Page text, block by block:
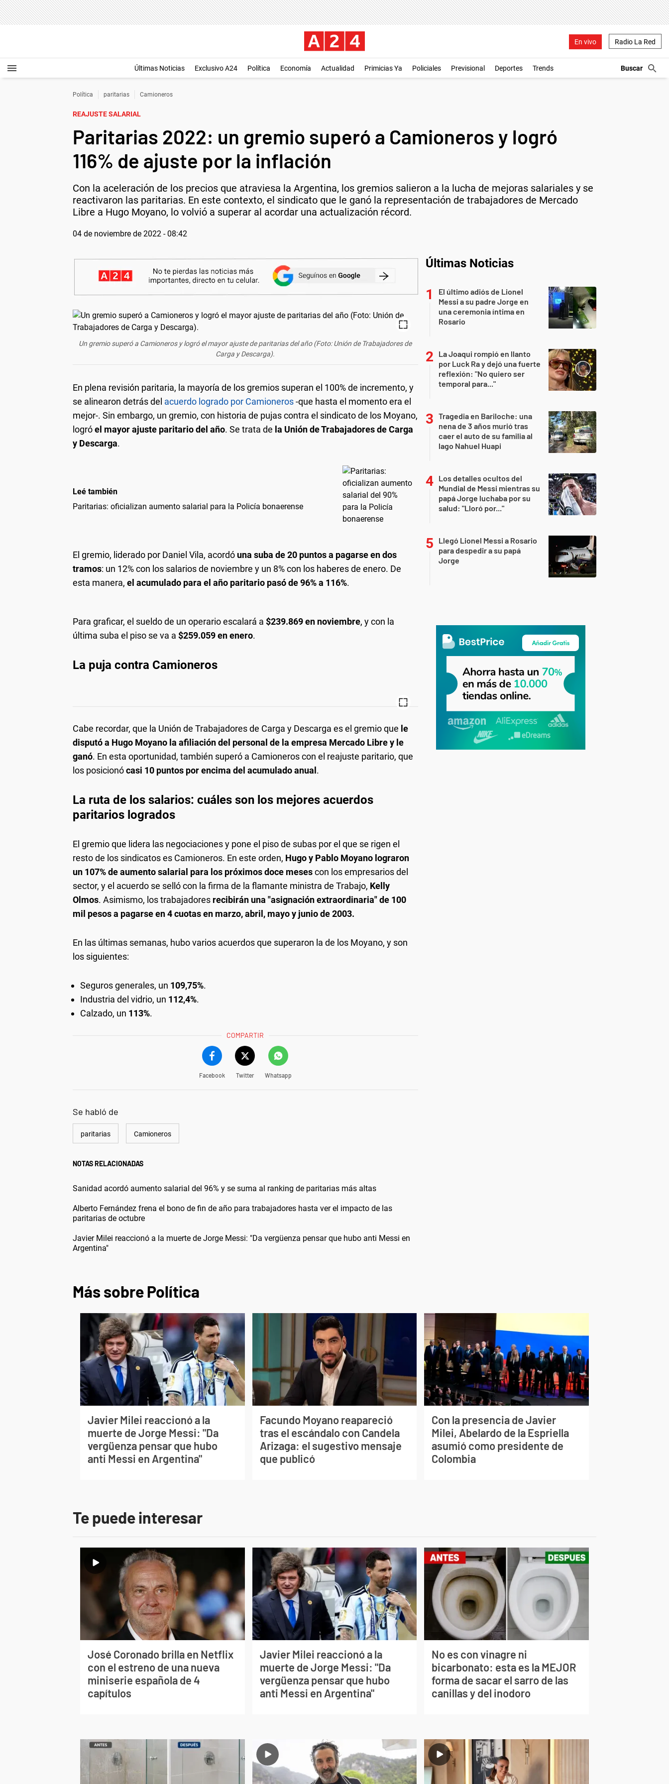
En vivo Radio La Red
Últimas Noticias Exclusivo A24 Política Economía Actualidad Primicias Ya Policiales Previsional Deportes Trends
Política paritarias Camioneros
REAJUSTE SALARIAL
Paritarias 2022: un gremio superó a Camioneros y logró
116% de ajuste por la inflación
Con la aceleración de los precios que atraviesa la Argentina, los gremios salieron a la lucha de mejoras salariales y se
reactivaron las paritarias. En este contexto, el sindicato que le ganó la representación de trabajadores de Mercado
Libre a Hugo Moyano, lo volvió a superar al acordar una actualización récord.
04 de noviembre de 2022 - 08:42
Un gremio superó a Camioneros y logró el mayor ajuste de paritarias del año (Foto: Unión de Trabajadores de
Carga y Descarga).
En plena revisión paritaria, la mayoría de los gremios superan el 100% de incremento, y
se alinearon detrás del acuerdo logrado por Camioneros-que hasta el momento era el
mejor-. Sin embargo, un gremio, con historia de pujas contra el sindicato de los Moyano,
logróel mayor ajuste paritario del año. Se trata de la Unión de Trabajadores de Carga
y Descarga.
Leé también
Paritarias: oficializan aumento salarial para la Policía bonaerense
El gremio, liderado por Daniel Vila, acordó una suba de 20 puntos a pagarse en dos
tramos: un 12% con los salarios de noviembre y un 8% con los haberes de enero. De
esta manera, el acumulado para el año paritario pasó de 96% a 116%.
Para graficar, el sueldo de un operario escalará a $239.869 en noviembre, y con la
última suba el piso se va a $259.059 en enero.
La puja contra Camioneros
Cabe recordar, que la Unión de Trabajadores de Carga y Descarga es el gremio que le
disputó a Hugo Moyano la afiliación del personal de la empresa Mercado Libre y le
ganó. En esta oportunidad, también superó a Camioneros con el reajuste paritario, que
los posicionócasi 10 puntos por encima del acumulado anual .
La ruta de los salarios: cuáles son los mejores acuerdos
paritarios logrados
El gremio que lidera las negociaciones y pone el piso de subas por el que se rigen el
resto de los sindicatos es Camioneros. En este orden, Hugo y Pablo Moyano lograron
un 107% de aumento salarial para los próximos doce mesescon los empresarios del
sector, y el acuerdo se selló con la firma de la flamante ministra de Trabajo, Kelly
Olmos. Asimismo, los trabajadores recibirán una "asignación extraordinaria" de 100
mil pesos a pagarse en 4 cuotas en marzo, abril, mayo y junio de 2003.
En las últimas semanas, hubo varios acuerdos que superaron la de los Moyano, y son
los siguientes:
Seguros generales, un 109,75%.
Industria del vidrio, un 112,4%.
Calzado, un 113%.
COMPARTIR
Facebook Twitter Whatsapp
Se habló de
paritarias Camioneros
NOTAS RELACIONADAS
Sanidad acordó aumento salarial del 96% y se suma al ranking de paritarias más altas
Alberto Fernández frena el bono de fin de año para trabajadores hasta ver el impacto de las
paritarias de octubre
Javier Milei reaccionó a la muerte de Jorge Messi: "Da vergüenza pensar que hubo anti Messi en
Argentina"
Últimas Noticias
El último adiós de Lionel
Messi a su padre Jorge en
una ceremonia íntima en
Rosario
La Joaqui rompió en llanto
por Luck Ra y dejó una fuerte
reflexión: "No quiero ser
temporal para..."
Tragedia en Bariloche: una
nena de 3 años murió tras
caer el auto de su familia al
lago Nahuel Huapi
Los detalles ocultos del
Mundial de Messi mientras su
papá Jorge luchaba por su
salud: "Lloró por..."
Llegó Lionel Messi a Rosario
para despedir a su papá
Jorge
Más sobre Política
Javier Milei reaccionó a la
muerte de Jorge Messi: "Da
vergüenza pensar que hubo
anti Messi en Argentina"
Facundo Moyano reapareció
tras el escándalo con Candela
Arizaga: el sugestivo mensaje
que publicó
Con la presencia de Javier
Milei, Abelardo de la Espriella
asumió como presidente de
Colombia
Te puede interesar
José Coronado brilla en Netflix
con el estreno de una nueva
miniserie española de 4
capítulos
Javier Milei reaccionó a la
muerte de Jorge Messi: "Da
vergüenza pensar que hubo
anti Messi en Argentina"
No es con vinagre ni
bicarbonato: esta es la MEJOR
forma de sacar el sarro de las
canillas y del inodoro